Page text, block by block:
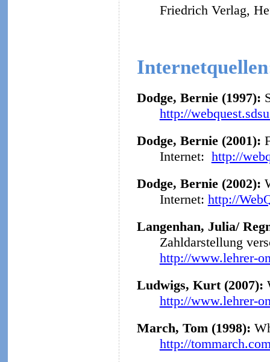
Friedrich Verlag,
Dodge, Bernie (1997):
http://
Dodge, Bernie (2001):
Internet: http://
Dodge, Bernie (2002):
Internet: http://
Langenhan, Julia/
Zahldarstellung
http://www.lehrer-
Ludwigs, Kurt (2007):
http://www.lehrer-
March, Tom (1998):
http://